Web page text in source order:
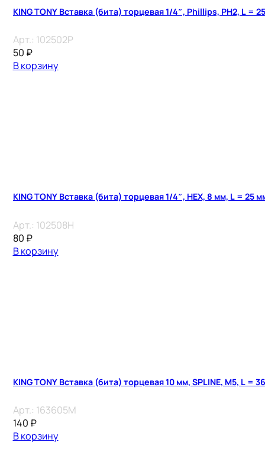
KING TONY Вставка (бита) торцевая 1/4″, Phillips, PH2, L =
Арт.: 102502P
50 ₽
В корзину
KING TONY Вставка (бита) торцевая 1/4″, HEX, 8 мм, L = 25
Арт.: 102508H
80 ₽
В корзину
KING TONY Вставка (бита) торцевая 10 мм, SPLINE, М5, L =
Арт.: 163605M
140 ₽
В корзину